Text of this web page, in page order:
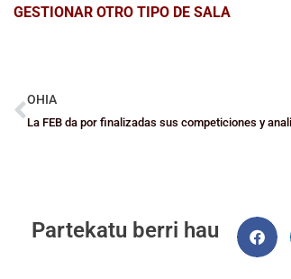
GESTIONAR OTRO TIPO DE SALA
OHIA
Partekatu berri hau